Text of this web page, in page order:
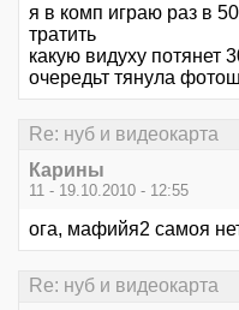
я в комп играю раз в
тратить
какую видуху потянет
очередьт тянула
Re: нуб и видеокарта
Карины
11 - 19.10.2010 - 12:55
ога, мафийя2 самоя
Re: нуб и видеокарта